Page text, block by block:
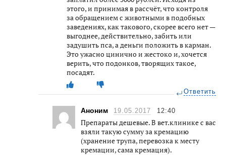
этого, и принимая в рассчёт, что контроля
за обращением с животными в подобных
заведениях, как такового, скорее всего нет —
выгоднее, действительно, забить или
задушить пса, а деньги положить в карман.
Это ужасно цинично и жестоко и, хочется
верить, что подонков, творящих такое,
посадят.
Ответить
Аноним 19.05.2017 12:40
Препараты дешевые. В вет.клинике с вас
взяли такую сумму за кремацию
(хранение трупа, перевозка к месту
кремации, сама кремация).